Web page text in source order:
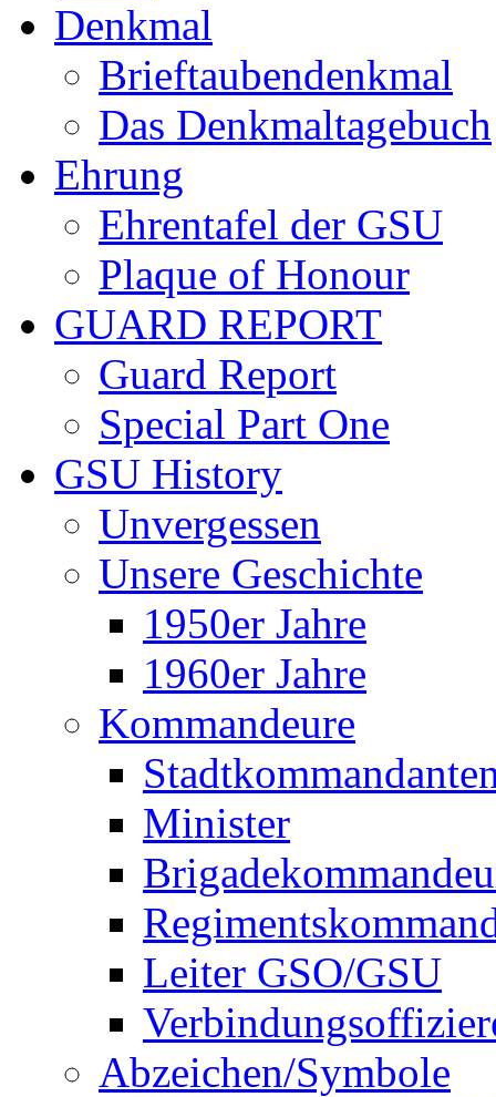
Denkmal
Brieftaubendenkmal
Das Denkmaltagebuch
Ehrung
Ehrentafel der GSU
Plaque of Honour
GUARD REPORT
Guard Report
Special Part One
GSU History
Unvergessen
Unsere Geschichte
1950er Jahre
1960er Jahre
Kommandeure
Minister
Leiter GSO/GSU
Abzeichen/Symbole